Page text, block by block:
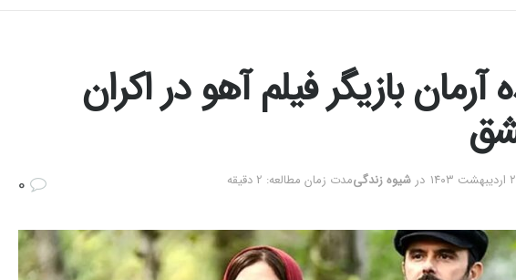
بازیگر فیلم آهو در اکران
۱۴۰۳ در شیوه زندگیمدت زمان مطالعه: 2 دقیقه